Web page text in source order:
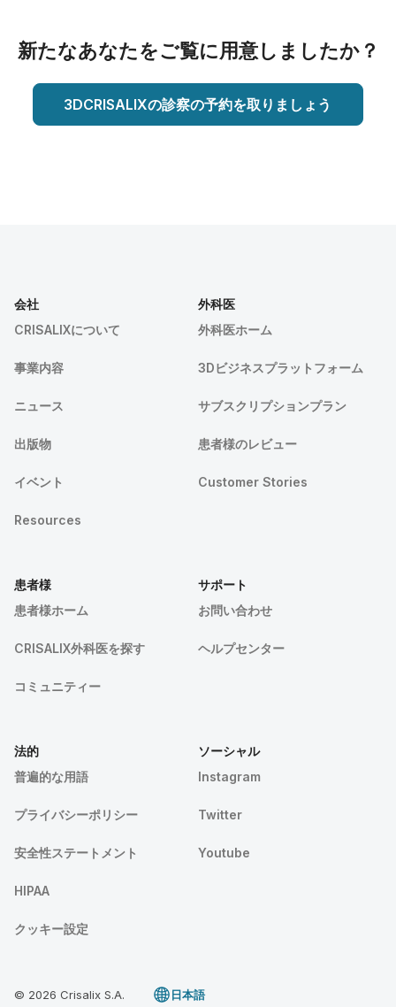
新たなあなたをご覧に用意しましたか？
3DCRISALIXの診察の予約を取りましょう
会社
CRISALIXについて
事業内容
ニュース
出版物
イベント
Resources
外科医
外科医ホーム
3Dビジネスプラットフォーム
サブスクリプションプラン
患者様のレビュー
Customer Stories
患者様
患者様ホーム
CRISALIX外科医を探す
コミュニティー
サポート
お問い合わせ
ヘルプセンター
法的
普遍的な用語
プライバシーポリシー
安全性ステートメント
HIPAA
クッキー設定
ソーシャル
Instagram
Twitter
Youtube
© 2026 Crisalix S.A. 日本語